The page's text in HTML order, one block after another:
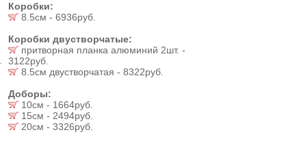
Коробки:
8.5см - 6936руб.
Коробки двустворчатые:
притворная планка алюминий 2шт. -
3122руб.
8.5см двустворчатая - 8322руб.
Доборы:
10см - 1664руб.
15см - 2494руб.
20см - 3326руб.